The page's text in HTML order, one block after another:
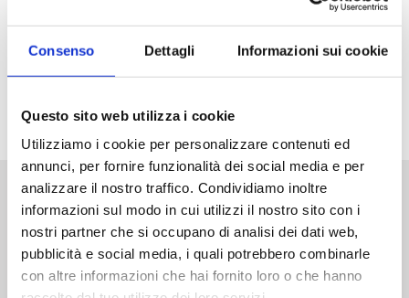
Consenso Dettagli Informazioni sui cookie
Questo sito web utilizza i cookie
Utilizziamo i cookie per personalizzare contenuti ed
annunci, per fornire funzionalità dei social media e per
analizzare il nostro traffico. Condividiamo inoltre
informazioni sul modo in cui utilizzi il nostro sito con i
nostri partner che si occupano di analisi dei dati web,
pubblicità e social media, i quali potrebbero combinarle
con altre informazioni che hai fornito loro o che hanno
ARREDA LA TUA CUCINA A
BOLOGNA, MODENA E
DINTORNI